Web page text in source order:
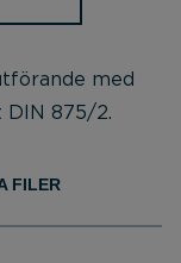
med
DIN 875/2.
FILER